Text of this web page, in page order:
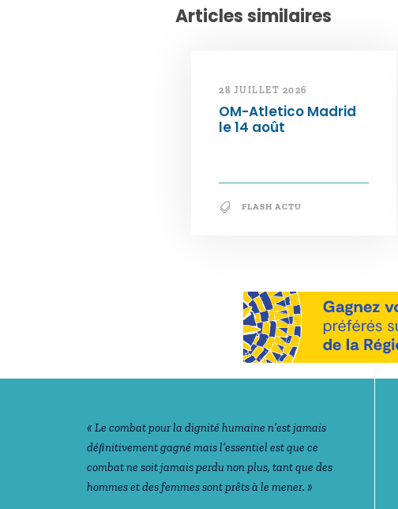
Articles similaires
28 JUILLET 2026
OM-Atletico Madrid
le 14 août
FLASH ACTU
Notre philosophie
« Le combat pour la dignité humaine n’est jamais
déﬁnitivement gagné mais l’essentiel est que ce
combat ne soit jamais perdu non plus, tant que des
hommes et des femmes sont prêts à le mener. »